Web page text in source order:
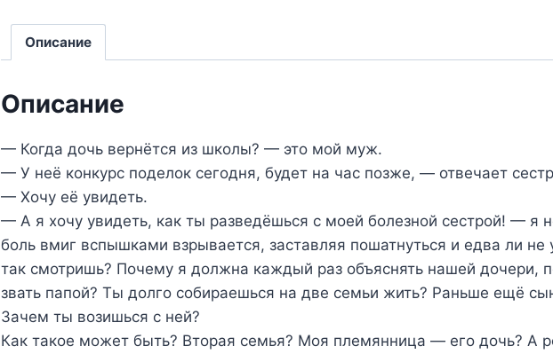
Описание
Описание
— Когда дочь вернётся из школы? — это мой муж.
— У неё конкурс поделок сегодня, будет на час позже, — отвечает
— Хочу её увидеть.
— А я хочу увидеть, как ты разведёшься с моей болезной сестрой! — я
боль вмиг вспышками взрывается, заставляя пошатнуться и едва ли
так смотришь? Почему я должна каждый раз объяснять нашей дочери,
звать папой? Ты долго собираешься на две семьи жить? Раньше ещё
Зачем ты возишься с ней?
Как такое может быть? Вторая семья? Моя племянница — его дочь? А